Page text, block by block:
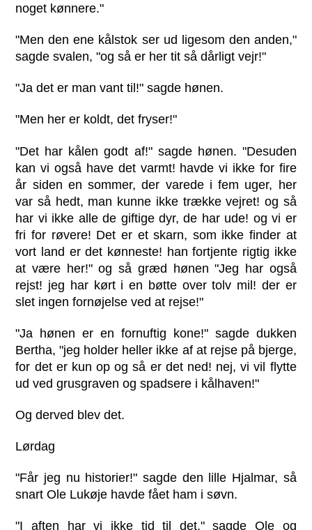
noget kønnere."
"Men den ene kålstok ser ud ligesom den anden,"
sagde svalen, "og så er her tit så dårligt vejr!"
"Ja det er man vant til!" sagde hønen.
"Men her er koldt, det fryser!"
"Det har kålen godt af!" sagde hønen. "Desuden
kan vi også have det varmt! havde vi ikke for fire
år siden en sommer, der varede i fem uger, her
var så hedt, man kunne ikke trække vejret! og så
har vi ikke alle de giftige dyr, de har ude! og vi er
fri for røvere! Det er et skarn, som ikke finder at
vort land er det kønneste! han fortjente rigtig ikke
at være her!" og så græd hønen "Jeg har også
rejst! jeg har kørt i en bøtte over tolv mil! der er
slet ingen fornøjelse ved at rejse!"
"Ja hønen er en fornuftig kone!" sagde dukken
Bertha, "jeg holder heller ikke af at rejse på bjerge,
for det er kun op og så er det ned! nej, vi vil flytte
ud ved grusgraven og spadsere i kålhaven!"
Og derved blev det.
Lørdag
"Får jeg nu historier!" sagde den lille Hjalmar, så
snart Ole Lukøje havde fået ham i søvn.
"I aften har vi ikke tid til det," sagde Ole og